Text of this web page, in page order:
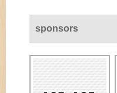
sponsors